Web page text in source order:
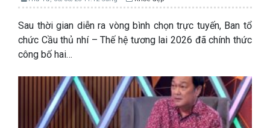
Sau thời gian diễn ra vòng bình chọn trực tuyến, Ban tổ
chức Cầu thủ nhí – Thế hệ tương lai 2026 đã chính thức
công bố hai…